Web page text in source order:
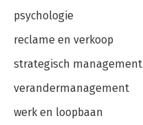
psychologie
reclame en verkoop
strategisch management
verandermanagement
werk en loopbaan